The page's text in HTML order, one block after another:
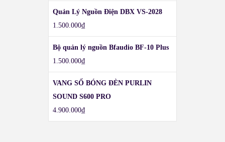
Quản Lý Nguồn Điện DBX VS-2028
1.500.000₫
Bộ quản lý nguồn Bfaudio BF-10 Plus
1.500.000₫
VANG SỐ BÓNG ĐÈN PURLIN
SOUND S600 PRO
4.900.000₫